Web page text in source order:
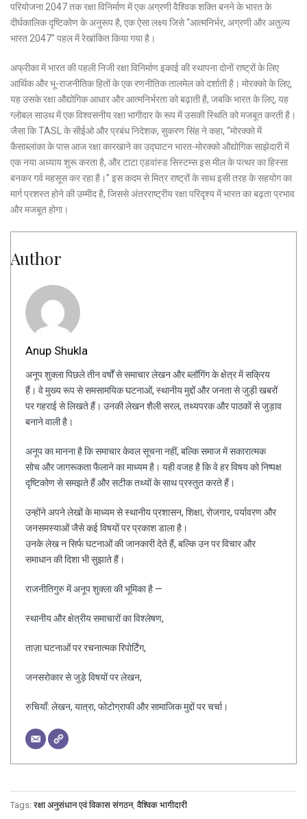
परियोजना 2047 तक रक्षा विनिर्माण में एक अग्रणी वैश्विक शक्ति बनने के भारत के
दीर्घकालिक दृष्टिकोण के अनुरूप है, एक ऐसा लक्ष्य जिसे “आत्मनिर्भर, अग्रणी और अतुल्य
भारत 2047” पहल में रेखांकित किया गया है।
अफ्रीका में भारत की पहली निजी रक्षा विनिर्माण इकाई की स्थापना दोनों राष्ट्रों के लिए
आर्थिक और भू-राजनीतिक हितों के एक रणनीतिक तालमेल को दर्शाती है। मोरक्को के लिए,
यह उसके रक्षा औद्योगिक आधार और आत्मनिर्भरता को बढ़ाती है, जबकि भारत के लिए, यह
ग्लोबल साउथ में एक विश्वसनीय रक्षा भागीदार के रूप में उसकी स्थिति को मजबूत करती है।
जैसा कि TASL के सीईओ और प्रबंध निदेशक, सुकरण सिंह ने कहा, “मोरक्को में
कैसाब्लांका के पास आज रक्षा कारखाने का उद्घाटन भारत-मोरक्को औद्योगिक साझेदारी में
एक नया अध्याय शुरू करता है, और टाटा एडवांस्ड सिस्टम्स इस मील के पत्थर का हिस्सा
बनकर गर्व महसूस कर रहा है।” इस कदम से मित्र राष्ट्रों के साथ इसी तरह के सहयोग का
मार्ग प्रशस्त होने की उम्मीद है, जिससे अंतरराष्ट्रीय रक्षा परिदृश्य में भारत का बढ़ता प्रभाव
और मजबूत होगा।
Author
Anup Shukla
अनूप शुक्ला पिछले तीन वर्षों से समाचार लेखन और ब्लॉगिंग के क्षेत्र में सक्रिय
हैं। वे मुख्य रूप से समसामयिक घटनाओं, स्थानीय मुद्दों और जनता से जुड़ी खबरों
पर गहराई से लिखते हैं। उनकी लेखन शैली सरल, तथ्यपरक और पाठकों से जुड़ाव
बनाने वाली है।
अनूप का मानना है कि समाचार केवल सूचना नहीं, बल्कि समाज में सकारात्मक
सोच और जागरूकता फैलाने का माध्यम है। यही वजह है कि वे हर विषय को निष्पक्ष
दृष्टिकोण से समझते हैं और सटीक तथ्यों के साथ प्रस्तुत करते हैं।
उन्होंने अपने लेखों के माध्यम से स्थानीय प्रशासन, शिक्षा, रोजगार, पर्यावरण और
जनसमस्याओं जैसे कई विषयों पर प्रकाश डाला है।
उनके लेख न सिर्फ घटनाओं की जानकारी देते हैं, बल्कि उन पर विचार और
समाधान की दिशा भी सुझाते हैं।
राजनीतिगुरु में अनूप शुक्ला की भूमिका है —
स्थानीय और क्षेत्रीय समाचारों का विश्लेषण,
ताज़ा घटनाओं पर रचनात्मक रिपोर्टिंग,
जनसरोकार से जुड़े विषयों पर लेखन,
रुचियाँ: लेखन, यात्रा, फोटोग्राफी और सामाजिक मुद्दों पर चर्चा।
Tags:रक्षा अनुसंधान एवं विकास संगठन,वैश्विक भागीदारी